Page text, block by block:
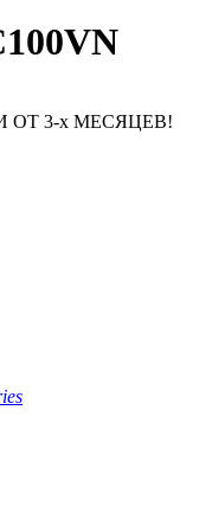
ОТ 3-х МЕСЯЦЕВ!